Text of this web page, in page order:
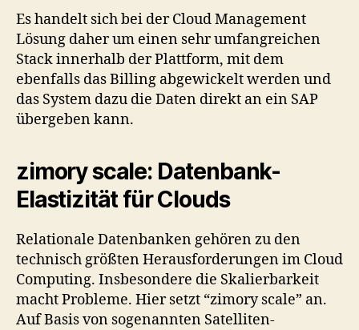
Es handelt sich bei der Cloud Management
Lösung daher um einen sehr umfangreichen
Stack innerhalb der Plattform, mit dem
ebenfalls das Billing abgewickelt werden und
das System dazu die Daten direkt an ein SAP
übergeben kann.
zimory scale: Datenbank-
Elastizität für Clouds
Relationale Datenbanken gehören zu den
technisch größten Herausforderungen im Cloud
Computing. Insbesondere die Skalierbarkeit
macht Probleme. Hier setzt “zimory scale” an.
Auf Basis von sogenannten Satelliten-